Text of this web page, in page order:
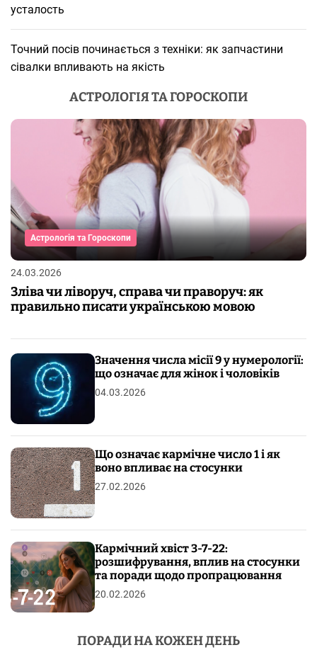
усталость
Точний посів починається з техніки: як запчастини
сівалки впливають на якість
АСТРОЛОГІЯ ТА ГОРОСКОПИ
Астрологія та Гороскопи
24.03.2026
Зліва чи ліворуч, справа чи праворуч: як
правильно писати українською мовою
Значення числа місії 9 у нумерології:
що означає для жінок і чоловіків
04.03.2026
Що означає кармічне число 1 і як
воно впливає на стосунки
27.02.2026
Кармічний хвіст 3-7-22:
розшифрування, вплив на стосунки
та поради щодо пропрацювання
20.02.2026
ПОРАДИ НА КОЖЕН ДЕНЬ